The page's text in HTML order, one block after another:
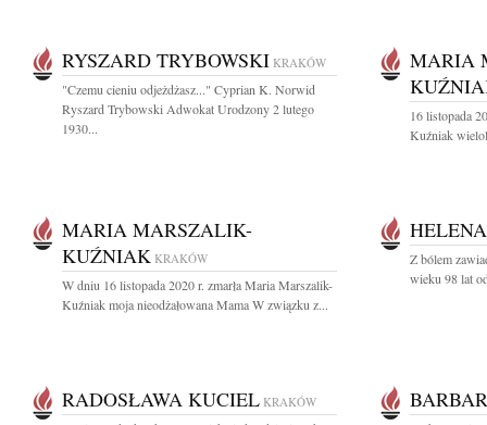
RYSZARD TRYBOWSKI KRAKÓW
"Czemu cieniu odjeżdżasz..." Cyprian K. Norwid
Ryszard Trybowski Adwokat Urodzony 2 lutego
1930...
MARIA
16 listopada
Kuźniak
MARIA MARSZALIK-
KUŹNIAK KRAKÓW
W dniu 16 listopada 2020 r. zmarła Maria Marszalik-
Kuźniak moja nieodżałowana Mama W związku z...
Z bólem
wieku 98 lat
RADOSŁAWA KUCIEL KRAKÓW